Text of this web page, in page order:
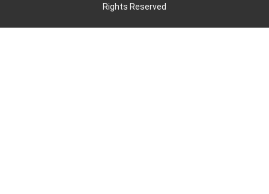
Rights Reserved